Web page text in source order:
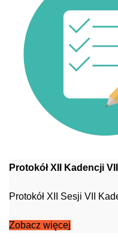
Protokół XII Kadencji
Protokół XII Sesji VII
Zobacz więcej